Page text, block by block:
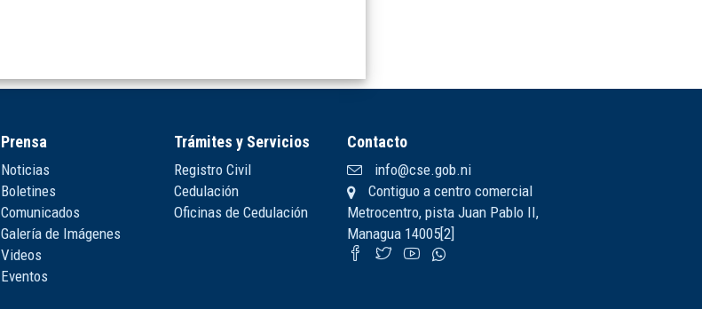
Prensa
Noticias
Boletines
Comunicados
Galería de Imágenes
Videos
Eventos
Trámites y Servicios
Registro Civil
Cedulación
Oficinas de Cedulación
Contacto
info@cse.gob.ni
Contiguo a centro comercial
Metrocentro, pista Juan Pablo II,
Managua 14005[2]